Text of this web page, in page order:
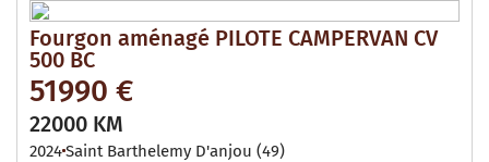
Fourgon aménagé PILOTE CAMPERVAN CV
500 BC
51990 €
22000 KM
2024Saint Barthelemy D'anjou (49)